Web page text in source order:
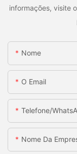
informações, visite
Nome
O Email
Telefone/
Nome Da